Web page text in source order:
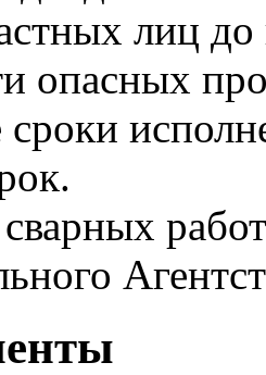
лиц
опасных